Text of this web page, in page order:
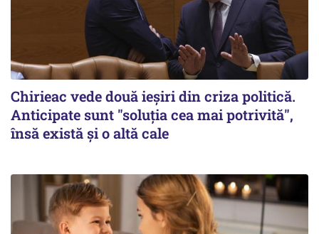
Chirieac vede două ieșiri din criza politică.
Anticipate sunt "soluția cea mai potrivită",
însă există și o altă cale